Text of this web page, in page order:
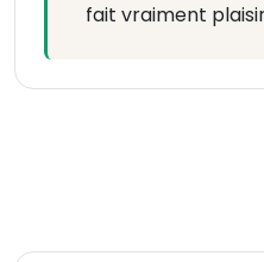
fait vraiment